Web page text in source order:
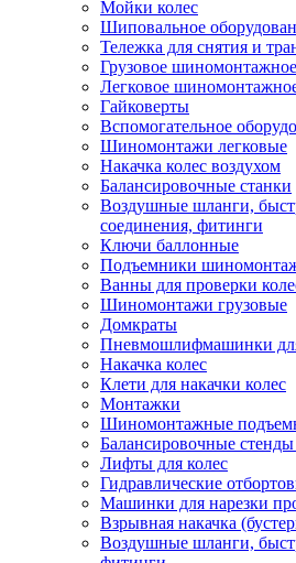
Мойки колес
Шиповальное
Тележка для снятия и
Грузовое
Легковое
Гайковерты
Вспомогательное
Шиномонтажи легковые
Накачка колес воздухом
Балансировочные станки
Воздушные шланги,
соединения, фитинги
Ключи баллонные
Подъемники
Ванны для проверки
Шиномонтажи грузовые
Домкраты
Пневмошлифмашинки
Накачка колес
Клети для накачки колес
Монтажки
Шиномонтажные
Балансировочные стенды
Лифты для колес
Гидравлические
Машинки для нарезки
Взрывная накачка
Воздушные шланги,